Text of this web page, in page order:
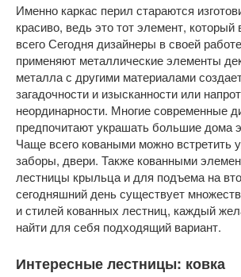
Именно каркас перил стараются
красиво, ведь это тот элемент,
всего Сегодня дизайнеры в своей
применяют металлические элементы
металла с другими материалами
загадочности и изысканности или
неординарности. Многие современные
предпочитают украшать большие дома
Чаще всего коваными можно встретить
заборы, двери. Также кованными
лестницы крыльца и для подъема на
сегодняшний день существует
и стилей кованных лестниц, каждый
найти для себя подходящий вариант.
Интересные лестницы: ковка